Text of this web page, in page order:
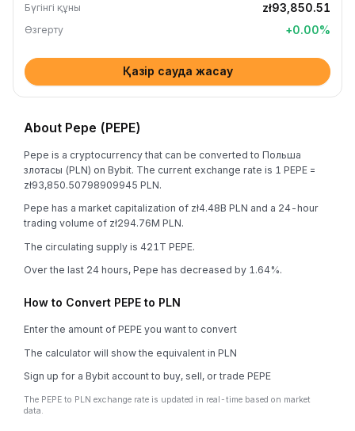
Бүгінгі құны zł93,850.51
Өзгерту +0.00%
Қазір сауда жасау
About Pepe (PEPE)
Pepe is a cryptocurrency that can be converted to Польша
злотасы (PLN) on Bybit. The current exchange rate is 1 PEPE =
zł93,850.50798909945 PLN.
Pepe has a market capitalization of zł4.48B PLN and a 24-hour
trading volume of zł294.76M PLN.
The circulating supply is 421T PEPE.
Over the last 24 hours, Pepe has decreased by 1.64%.
How to Convert PEPE to PLN
Enter the amount of PEPE you want to convert
The calculator will show the equivalent in PLN
Sign up for a Bybit account to buy, sell, or trade PEPE
The PEPE to PLN exchange rate is updated in real-time based on market
data.